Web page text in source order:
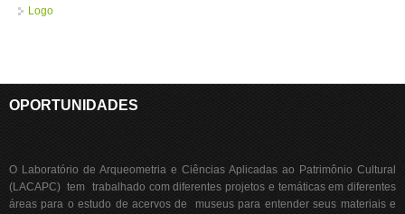
Logo
OPORTUNIDADES
O Laboratório de Arqueometria e Ciências Aplicadas ao Patrimônio Cultural
(LACAPC) tem trabalhado com diferentes projetos e temáticas em diferentes
áreas para o estudo de acervos de museus para entender seus materiais e